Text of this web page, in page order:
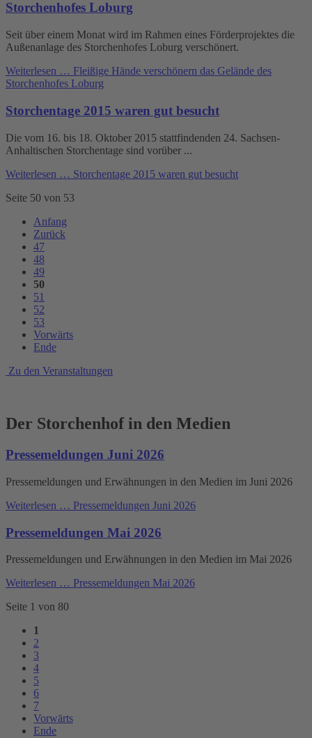
Storchenhofes Loburg
Seit über einem Monat wird im Rahmen eines Förderprojektes die
Außenanlage des Storchenhofes Loburg verschönert.
Weiterlesen … Fleißige Hände verschönern das Gelände des
Storchenhofes Loburg
Storchentage 2015 waren gut besucht
Die vom 16. bis 18. Oktober 2015 stattfindenden 24. Sachsen-
Anhaltischen Storchentage sind vorüber ...
Weiterlesen … Storchentage 2015 waren gut besucht
Seite 50 von 53
Anfang
Zurück
47
48
49
50
51
52
53
Vorwärts
Ende
Zu den Veranstaltungen
Der Storchenhof in den Medien
Pressemeldungen Juni 2026
Pressemeldungen und Erwähnungen in den Medien im Juni 2026
Weiterlesen … Pressemeldungen Juni 2026
Pressemeldungen Mai 2026
Pressemeldungen und Erwähnungen in den Medien im Mai 2026
Weiterlesen … Pressemeldungen Mai 2026
Seite 1 von 80
1
2
3
4
5
6
7
Vorwärts
Ende